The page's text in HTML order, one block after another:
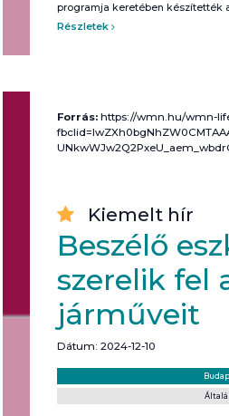
programja keretében készítették
Részletek
Forrás: https://wmn.hu/wmn-
Kiemelt hír
Beszélő
szerelik fel
járműveit
Dátum: 2024-12-10